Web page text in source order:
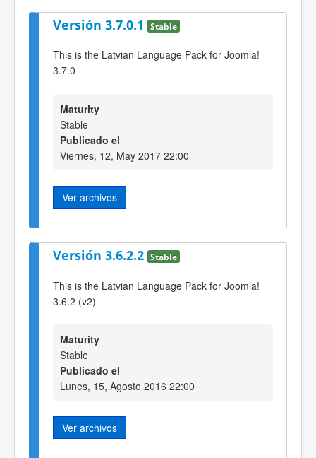
Versión 3.7.0.1 Stable
This is the Latvian Language Pack for Joomla!
3.7.0
Maturity
Stable
Publicado el
Viernes, 12, May 2017 22:00
Ver archivos
Versión 3.6.2.2 Stable
This is the Latvian Language Pack for Joomla!
3.6.2 (v2)
Maturity
Stable
Publicado el
Lunes, 15, Agosto 2016 22:00
Ver archivos